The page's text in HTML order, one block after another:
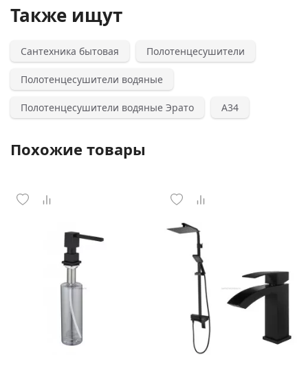
Также ищут
Сантехника бытовая Полотенцесушители
Полотенцесушители водяные
Полотенцесушители водяные Эрато А34
Похожие товары